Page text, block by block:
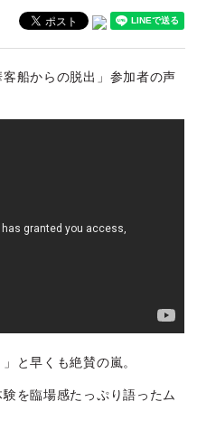
船からの脱出」参加者の声
と早くも絶賛の嵐。
を臨場感たっぷり語ったム